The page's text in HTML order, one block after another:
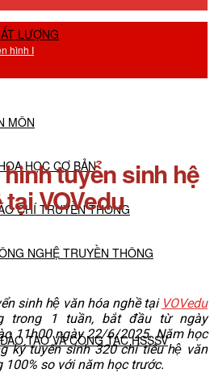
LƯỢNG
MÔN
HỌC CƠ BẢN
CHÍ TRUYỀN THÔNG
NGHỆ TRUYỀN THÔNG
TẠO VÀ CÔNG TÁC HSSSV
tuyển sinh hệ
VOVedu
sinh hệ văn hóa nghề tại VOVedu
trong 1 tuần, bắt đầu từ ngày
11h00 ngày 22/6/2025. Năm học
ký tuyển sinh 320 chỉ tiêu hệ văn
so với năm học trước.